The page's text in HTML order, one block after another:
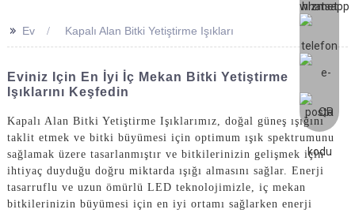
>> Ev Kapalı Alan Bitki Yetiştirme Işıkları
Eviniz Için En İyi İç Mekan Bitki Yetiştirme
Işıklarını Keşfedin
Kapalı Alan Bitki Yetiştirme Işıklarımız, doğal güneş ışığını
taklit etmek ve bitki büyümesi için optimum ışık spektrumunu
sağlamak üzere tasarlanmıştır ve bitkilerinizin gelişmek için
ihtiyaç duyduğu doğru miktarda ışığı almasını sağlar. Enerji
tasarruflu ve uzun ömürlü LED teknolojimizle, iç mekan
bitkilerinizin büyümesi için en iyi ortamı sağlarken enerji